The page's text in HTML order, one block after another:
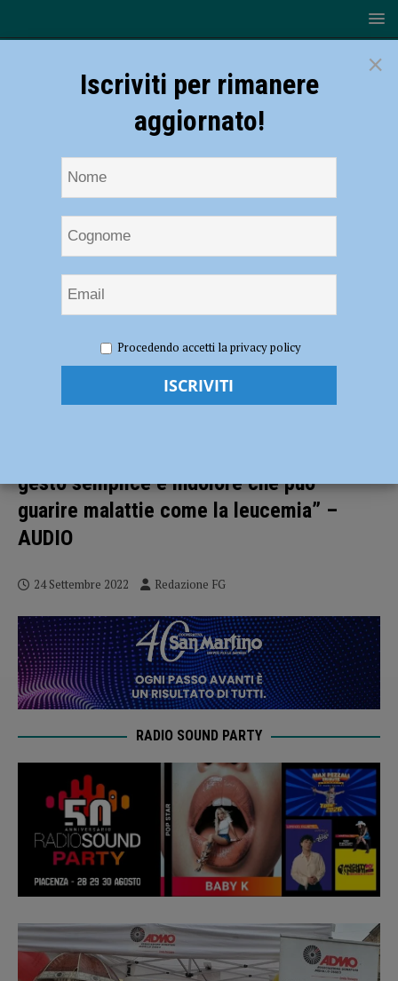
osseo e cellule staminali, successo per Match it now: “Un gesto
semplice e indolore che può guarire malattie come la leucemia” –
gesto semplice e indolore che può
guarire malattie come la leucemia” –
AUDIO
24 Settembre 2022 Redazione FG
RADIO SOUND PARTY
×
Iscriviti per rimanere
aggiornato!
Procedendo accetti la privacy policy